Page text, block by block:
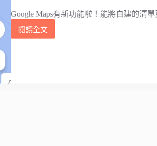
Google Maps有新功能啦！能將自建的清
閱讀全文
在